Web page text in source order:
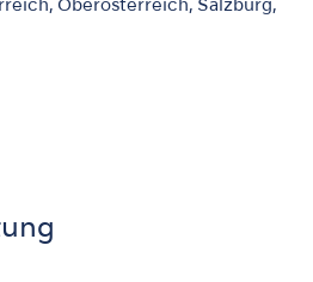
Oberösterreich, Salzburg,